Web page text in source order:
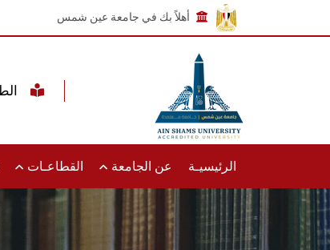
أهلاً بك في جامعة عين شمس
الرئيسيـة عن الجامعة القطاعـات